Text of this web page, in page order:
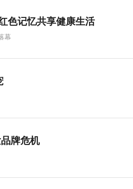
色记忆共享健康生活
幕
牌危机